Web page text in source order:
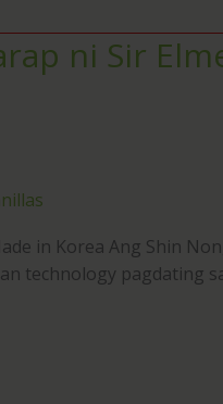
ni Sir
in Korea Ang Shin
technology pagdating